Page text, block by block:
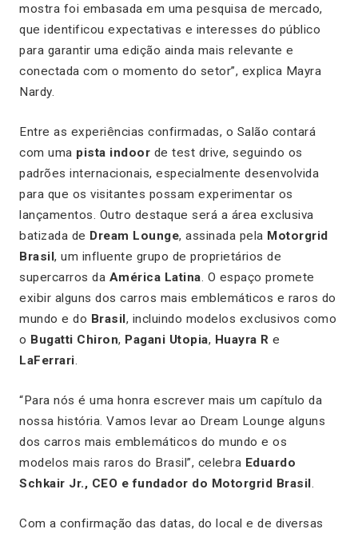
mostra foi embasada em uma pesquisa de mercado,
que identificou expectativas e interesses do público
para garantir uma edição ainda mais relevante e
conectada com o momento do setor”, explica Mayra
Nardy.
Entre as experiências confirmadas, o Salão contará
com uma pista indoor de test drive, seguindo os
padrões internacionais, especialmente desenvolvida
para que os visitantes possam experimentar os
lançamentos. Outro destaque será a área exclusiva
batizada de Dream Lounge, assinada pela Motorgrid
Brasil, um influente grupo de proprietários de
supercarros da América Latina. O espaço promete
exibir alguns dos carros mais emblemáticos e raros do
mundo e do Brasil, incluindo modelos exclusivos como
o Bugatti Chiron, Pagani Utopia, Huayra R e
LaFerrari.
“Para nós é uma honra escrever mais um capítulo da
nossa história. Vamos levar ao Dream Lounge alguns
dos carros mais emblemáticos do mundo e os
modelos mais raros do Brasil”, celebra Eduardo
Schkair Jr., CEO e fundador do Motorgrid Brasil.
Com a confirmação das datas, do local e de diversas